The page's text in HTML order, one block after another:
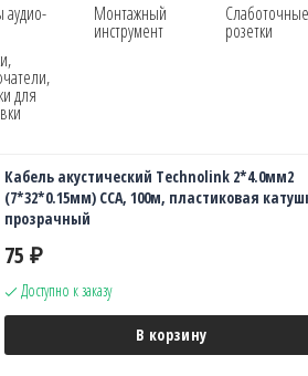
Монтажный
инструмент
Слаботочные
розетки
для
Кабель акустический Technolink 2*4.0мм2
(7*32*0.15мм) CCA, 100м, пластиковая
прозрачный
75 ₽
Доступно к заказу
В корзину